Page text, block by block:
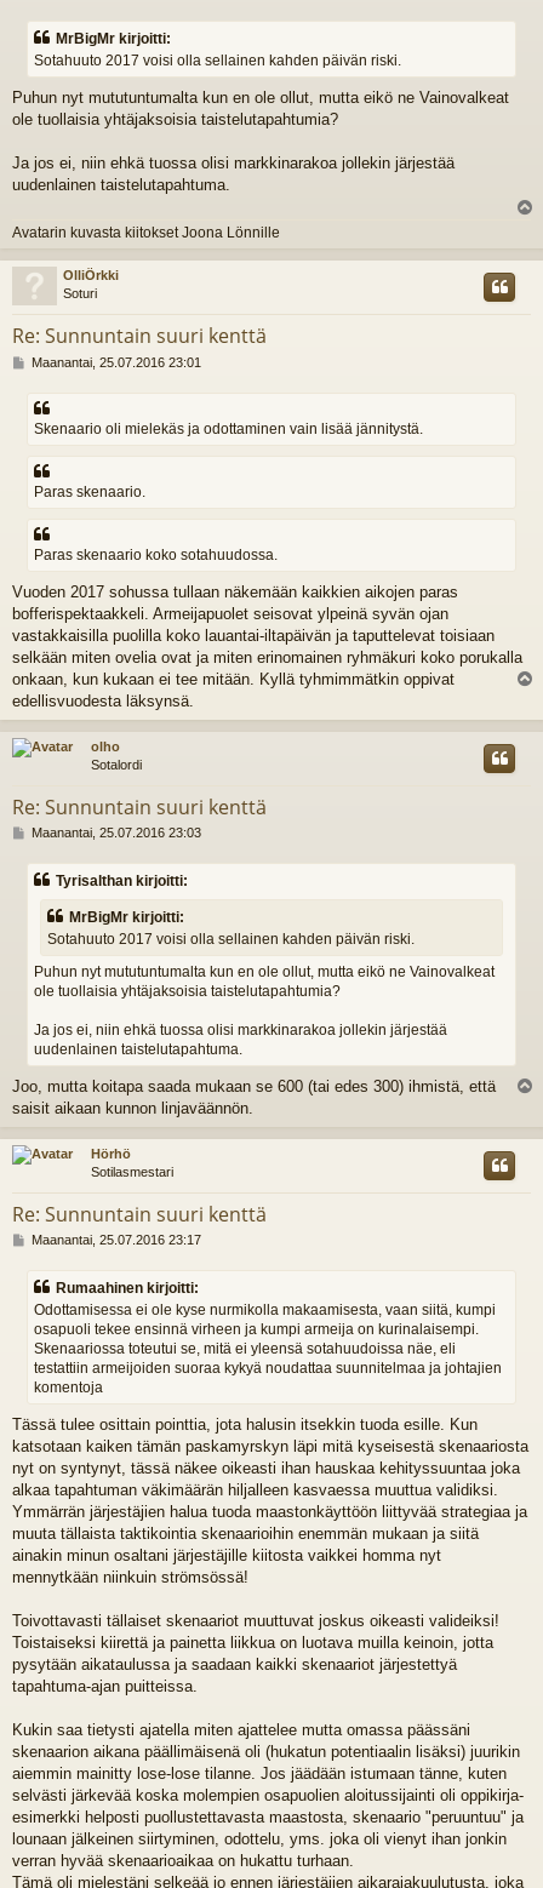
e
MrBigMr kirjoitti:
Sotahuuto 2017 voisi olla sellainen kahden päivän riski.
Puhun nyt mututuntumalta kun en ole ollut, mutta eikö ne Vainovalkeat
ole tuollaisia yhtäjaksoisia taistelutapahtumia?
Ja jos ei, niin ehkä tuossa olisi markkinarakoa jollekin järjestää
uudenlainen taistelutapahtuma.
Avatarin kuvasta kiitokset Joona Lönnille
s
OlliÖrkki
Soturi
Re: Sunnuntain suuri kenttä
V
e
Maanantai, 25.07.2016 23:01
Skenaario oli mielekäs ja odottaminen vain lisää jännitystä.
Paras skenaario.
Paras skenaario koko sotahuudossa.
Vuoden 2017 sohussa tullaan näkemään kaikkien aikojen paras
bofferispektaakkeli. Armeijapuolet seisovat ylpeinä syvän ojan
vastakkaisilla puolilla koko lauantai-iltapäivän ja taputtelevat toisiaan
selkään miten ovelia ovat ja miten erinomainen ryhmäkuri koko porukalla
onkaan, kun kukaan ei tee mitään. Kyllä tyhmimmätkin oppivat
edellisvuodesta läksynsä.
ö
olho
Sotalordi
Re: Sunnuntain suuri kenttä
V
e
Maanantai, 25.07.2016 23:03
Tyrisalthan kirjoitti:
MrBigMr kirjoitti:
Sotahuuto 2017 voisi olla sellainen kahden päivän riski.
Puhun nyt mututuntumalta kun en ole ollut, mutta eikö ne Vainovalkeat
ole tuollaisia yhtäjaksoisia taistelutapahtumia?
Ja jos ei, niin ehkä tuossa olisi markkinarakoa jollekin järjestää
uudenlainen taistelutapahtuma.
Joo, mutta koitapa saada mukaan se 600 (tai edes 300) ihmistä, että
saisit aikaan kunnon linjaväännön.
s
Hörhö
Sotilasmestari
Re: Sunnuntain suuri kenttä
V
e
Maanantai, 25.07.2016 23:17
Rumaahinen kirjoitti:
Odottamisessa ei ole kyse nurmikolla makaamisesta, vaan siitä, kumpi
osapuoli tekee ensinnä virheen ja kumpi armeija on kurinalaisempi.
Skenaariossa toteutui se, mitä ei yleensä sotahuudoissa näe, eli
testattiin armeijoiden suoraa kykyä noudattaa suunnitelmaa ja johtajien
komentoja
Tässä tulee osittain pointtia, jota halusin itsekkin tuoda esille. Kun
katsotaan kaiken tämän paskamyrskyn läpi mitä kyseisestä skenaariosta
nyt on syntynyt, tässä näkee oikeasti ihan hauskaa kehityssuuntaa joka
alkaa tapahtuman väkimäärän hiljalleen kasvaessa muuttua validiksi.
Ymmärrän järjestäjien halua tuoda maastonkäyttöön liittyvää strategiaa ja
muuta tällaista taktikointia skenaarioihin enemmän mukaan ja siitä
ainakin minun osaltani järjestäjille kiitosta vaikkei homma nyt
mennytkään niinkuin strömsössä!
Toivottavasti tällaiset skenaariot muuttuvat joskus oikeasti valideiksi!
Toistaiseksi kiirettä ja painetta liikkua on luotava muilla keinoin, jotta
pysytään aikataulussa ja saadaan kaikki skenaariot järjestettyä
tapahtuma-ajan puitteissa.
Kukin saa tietysti ajatella miten ajattelee mutta omassa päässäni
skenaarion aikana päällimäisenä oli (hukatun potentiaalin lisäksi) juurikin
aiemmin mainitty lose-lose tilanne. Jos jäädään istumaan tänne, kuten
selvästi järkevää koska molempien osapuolien aloitussijainti oli oppikirja-
esimerkki helposti puollustettavasta maastosta, skenaario "peruuntuu" ja
lounaan jälkeinen siirtyminen, odottelu, yms. joka oli vienyt ihan jonkin
verran hyvää skenaarioaikaa on hukattu turhaan.
Tämä oli mielestäni selkeää jo ennen järjestäjien aikarajakuulutusta, joka